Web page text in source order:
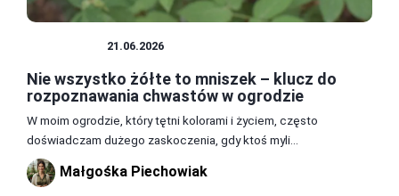
21.06.2026
Nie wszystko żółte to mniszek – klucz do
rozpoznawania chwastów w ogrodzie
W moim ogrodzie, który tętni kolorami i życiem, często
doświadczam dużego zaskoczenia, gdy ktoś myli...
Małgośka Piechowiak